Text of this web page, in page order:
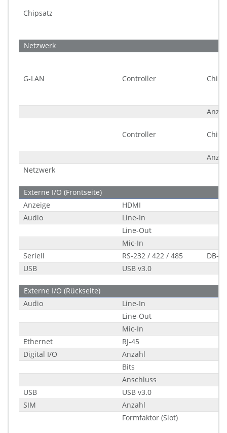
Chipsatz
Netzwerk
G-LAN Controller
Controller
Netzwerk
Externe I/O (Frontseite)
Anzeige
HDMI
Audio
Line-In
Line-Out
Mic-In
Seriell
RS-232 / 422 / 485
DB-9
USB
USB v3.0
Externe I/O (Rückseite)
Audio
Line-In
Line-Out
Mic-In
Ethernet
RJ-45
Digital I/O
Anzahl
Bits
Anschluss
USB
USB v3.0
SIM
Anzahl
Formfaktor (Slot)